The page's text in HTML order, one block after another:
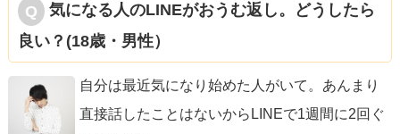
気になる人のLINEがおうむ返し。どうしたら
良い？(18歳・男性）
自分は最近気になり始めた人がいて。あんまり
直接話したことはないからLINEで1週間に2回ぐ